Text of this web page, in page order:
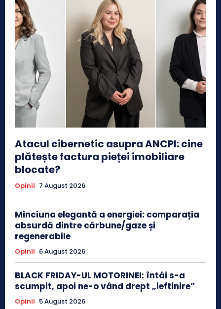
Atacul cibernetic asupra ANCPI: cine
plătește factura pieței imobiliare
blocate?
Opinii 7 August 2026
Minciuna elegantă a energiei: comparația
absurdă dintre cărbune/gaze și
regenerabile
Opinii 6 August 2026
BLACK FRIDAY-UL MOTORINEI: întâi s-a
scumpit, apoi ne-o vând drept „ieftinire”
Opinii 5 August 2026